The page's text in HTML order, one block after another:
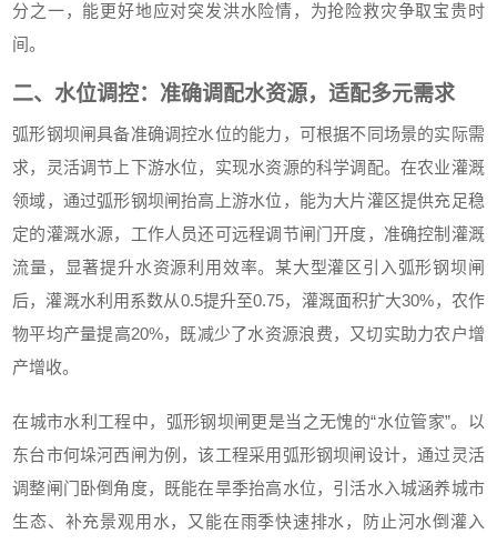
分之一，能更好地应对突发洪水险情，为抢险救灾争取宝贵时
间。
二、水位调控：准确调配水资源，适配多元需求
弧形钢坝闸具备准确调控水位的能力，可根据不同场景的实际需
求，灵活调节上下游水位，实现水资源的科学调配。在农业灌溉
领域，通过弧形钢坝闸抬高上游水位，能为大片灌区提供充足稳
定的灌溉水源，工作人员还可远程调节闸门开度，准确控制灌溉
流量，显著提升水资源利用效率。某大型灌区引入弧形钢坝闸
后，灌溉水利用系数从0.5提升至0.75，灌溉面积扩大30%，农作
物平均产量提高20%，既减少了水资源浪费，又切实助力农户增
产增收。
在城市水利工程中，弧形钢坝闸更是当之无愧的“水位管家”。以
东台市何垛河西闸为例，该工程采用弧形钢坝闸设计，通过灵活
调整闸门卧倒角度，既能在旱季抬高水位，引活水入城涵养城市
生态、补充景观用水，又能在雨季快速排水，防止河水倒灌入